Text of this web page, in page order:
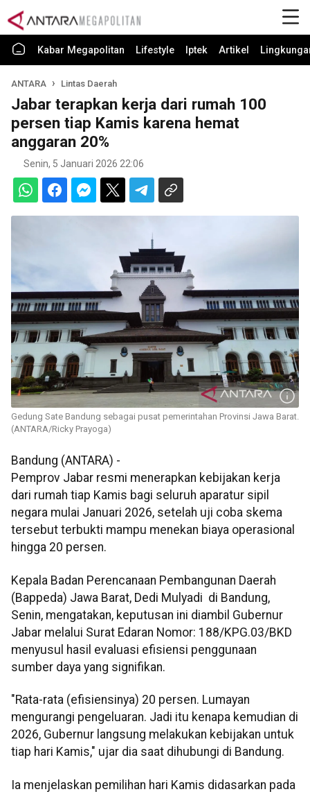
Kabar Megapolitan Lifestyle Iptek Artikel
ANTARA Lintas Daerah
Jabar terapkan kerja dari rumah 100
persen tiap Kamis karena hemat
anggaran 20%
Senin, 5 Januari 2026 22:06
Gedung Sate Bandung sebagai pusat pemerintahan Provinsi Jawa Barat.
(ANTARA/Ricky Prayoga)
Bandung (ANTARA) -
Pemprov Jabar resmi menerapkan kebijakan kerja
dari rumah tiap Kamis bagi seluruh aparatur sipil
negara mulai Januari 2026, setelah uji coba skema
tersebut terbukti mampu menekan biaya operasional
hingga 20 persen.
Kepala Badan Perencanaan Pembangunan Daerah
(Bappeda) Jawa Barat, Dedi Mulyadi di Bandung,
Senin, mengatakan, keputusan ini diambil Gubernur
Jabar melalui Surat Edaran Nomor: 188/KPG.03/BKD
menyusul hasil evaluasi efisiensi penggunaan
sumber daya yang signifikan.
"Rata-rata (efisiensinya) 20 persen. Lumayan
mengurangi pengeluaran. Jadi itu kenapa kemudian di
2026, Gubernur langsung melakukan kebijakan untuk
tiap hari Kamis," ujar dia saat dihubungi di Bandung.
Ia menjelaskan pemilihan hari Kamis didasarkan pada